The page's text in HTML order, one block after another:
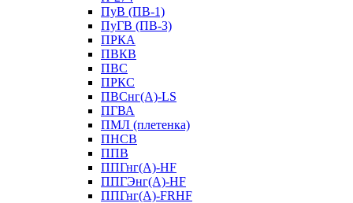
ПуВ (ПВ-1)
ПуГВ (ПВ-3)
ПРКА
ПВКВ
ПВС
ПРКС
ПВСнг(А)-LS
ПГВА
ПМЛ (плетенка)
ПНСВ
ППВ
ППГнг(А)-HF
ППГЭнг(А)-HF
ППГнг(А)-FRHF